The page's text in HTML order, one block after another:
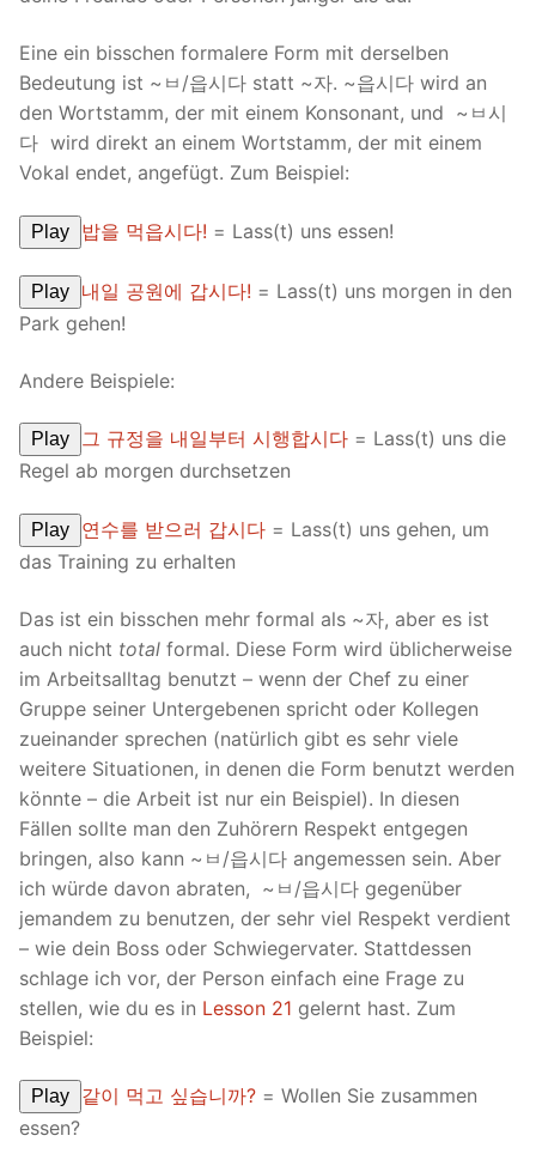
Eine ein bisschen formalere Form mit derselben
Bedeutung ist ~ㅂ/읍시다 statt ~자. ~읍시다 wird an
den Wortstamm, der mit einem Konsonant, und ~ㅂ시
다 wird direkt an einem Wortstamm, der mit einem
Vokal endet, angefügt. Zum Beispiel:
Play 밥을 먹읍시다! = Lass(t) uns essen!
Play 내일 공원에 갑시다! = Lass(t) uns morgen in den
Park gehen!
Andere Beispiele:
Play 그 규정을 내일부터 시행합시다 = Lass(t) uns die
Regel ab morgen durchsetzen
Play 연수를 받으러 갑시다 = Lass(t) uns gehen, um
das Training zu erhalten
Das ist ein bisschen mehr formal als ~자, aber es ist
auch nicht total formal. Diese Form wird üblicherweise
im Arbeitsalltag benutzt – wenn der Chef zu einer
Gruppe seiner Untergebenen spricht oder Kollegen
zueinander sprechen (natürlich gibt es sehr viele
weitere Situationen, in denen die Form benutzt werden
könnte – die Arbeit ist nur ein Beispiel). In diesen
Fällen sollte man den Zuhörern Respekt entgegen
bringen, also kann ~ㅂ/읍시다 angemessen sein. Aber
ich würde davon abraten, ~ㅂ/읍시다 gegenüber
jemandem zu benutzen, der sehr viel Respekt verdient
– wie dein Boss oder Schwiegervater. Stattdessen
schlage ich vor, der Person einfach eine Frage zu
stellen, wie du es in Lesson 21 gelernt hast. Zum
Beispiel:
Play 같이 먹고 싶습니까? = Wollen Sie zusammen
essen?